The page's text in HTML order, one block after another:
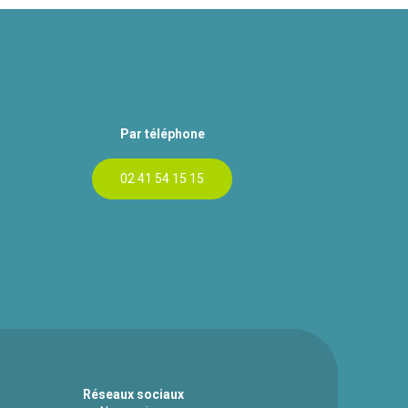
Par téléphone
02 41 54 15 15
Réseaux sociaux